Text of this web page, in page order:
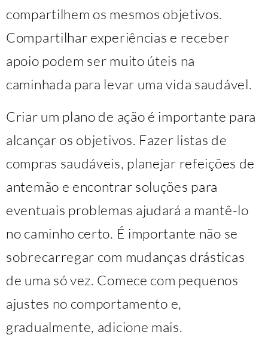
compartilhem os mesmos objetivos.
Compartilhar experiências e receber
apoio podem ser muito úteis na
caminhada para levar uma vida saudável.
Criar um plano de ação é importante para
alcançar os objetivos. Fazer listas de
compras saudáveis, planejar refeições de
antemão e encontrar soluções para
eventuais problemas ajudará a mantê-lo
no caminho certo. É importante não se
sobrecarregar com mudanças drásticas
de uma só vez. Comece com pequenos
ajustes no comportamento e,
gradualmente, adicione mais.